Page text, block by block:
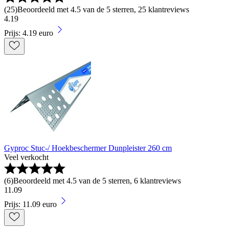
(25)Beoordeeld met 4.5 van de 5 sterren, 25 klantreviews
4.19
Prijs: 4.19 euro
Gyproc Stuc-/ Hoekbeschermer Dunpleister 260 cm
Veel verkocht
(6)Beoordeeld met 4.5 van de 5 sterren, 6 klantreviews
11 .09
Prijs: 11.09 euro